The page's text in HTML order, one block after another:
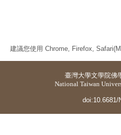
建議您使用 Chrome, Firefox,
臺灣大學文學院佛
National Taiwan
doi:10.6681/